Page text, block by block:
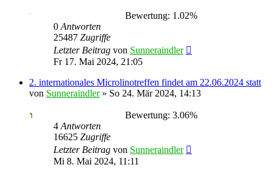
Bewertung: 1.02%
0 Antworten
25487 Zugriffe
Letzter Beitrag von Sunneraindler
Fr 17. Mai 2024, 21:05
2. internationales Microlinotreffen findet am 22.06.2024 statt
von Sunneraindler» So 24. Mär 2024, 14:13
Bewertung: 3.06%
4 Antworten
16625 Zugriffe
Letzter Beitrag von Sunneraindler
Mi 8. Mai 2024, 11:11